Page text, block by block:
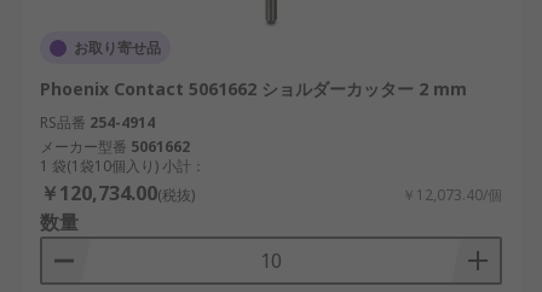
エンジニアリング
金属加工
自動車産業
航空宇宙産業
機械切断
建設業
お取り寄せ品
Phoenix Contact 5061662 ショルダーカッター 2 mm
RS品番 254-4914
メーカー型番 5061662
1 袋(1袋10個入り) 小計：
￥120,734.00(税抜) ￥12,073.40/個
数量